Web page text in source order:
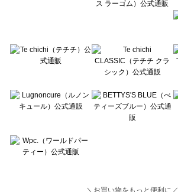
＼お買い物をもっと便利に／